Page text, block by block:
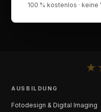
100 % kostenlos ·
★
AUSBILDUNG
Fotodesign & Digital Imaging